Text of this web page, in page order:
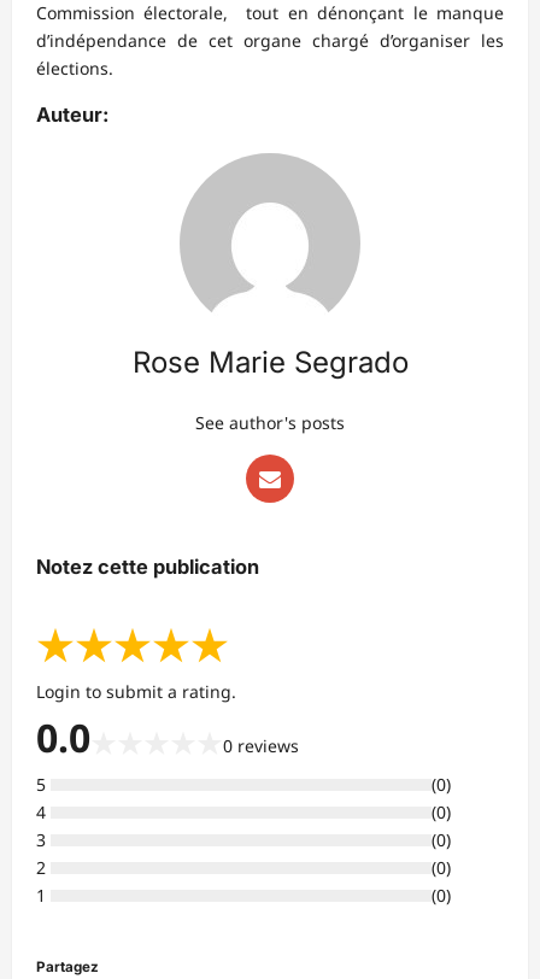
Commission électorale, tout en dénonçant le manque
d’indépendance de cet organe chargé d’organiser les
élections.
Auteur:
Rose Marie Segrado
See author's posts
Notez cette publication
★★★★★
Login to submit a rating.
0.0 0 reviews
5
(0)
4
(0)
3
(0)
2
(0)
1
(0)
Partagez